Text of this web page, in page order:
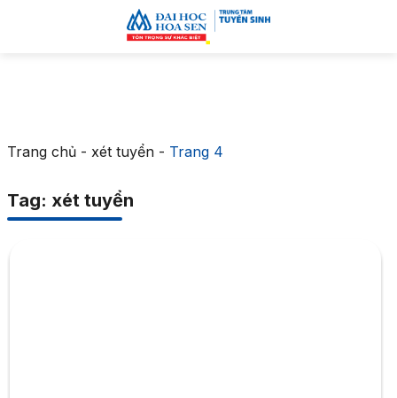
Trang chủ- xét tuyển- Trang 4
Tag: xét tuyển